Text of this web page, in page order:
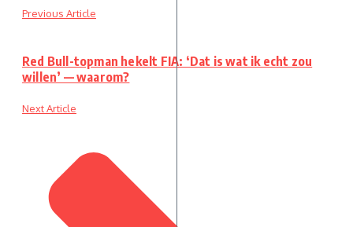
Previous Article
Red Bull-topman hekelt FIA: ‘Dat is wat ik echt zou
willen’ — waarom?
Next Article